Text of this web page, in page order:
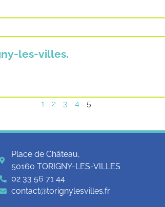
les-villes.
1 2 3 4 5
Place de Château,
50160 TORIGNY-LES-VILLES
02 33 56 71 44
contact@torignylesvilles.fr